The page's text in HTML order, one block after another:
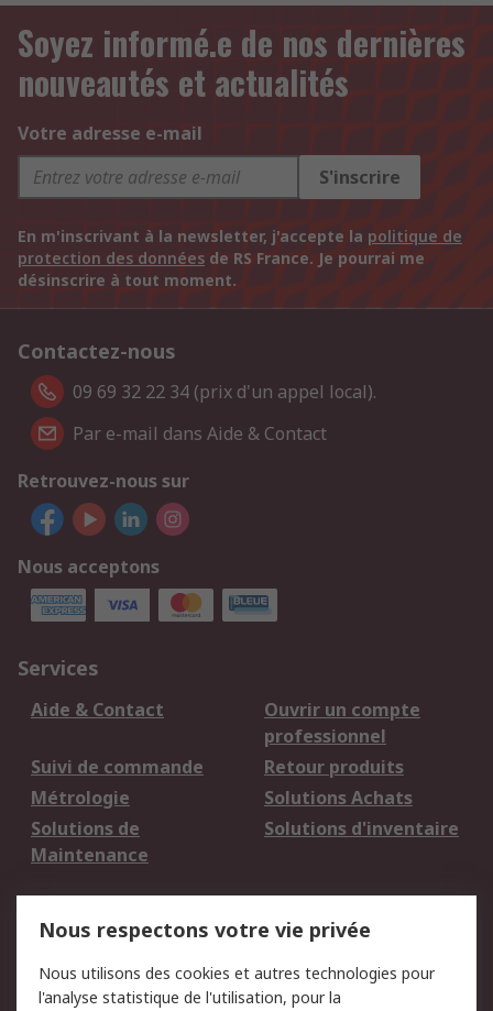
Soyez informé.e de nos dernières
nouveautés et actualités
Votre adresse e-mail
S'inscrire
En m'inscrivant à la newsletter, j'accepte la politique de
protection des données de RS France. Je pourrai me
désinscrire à tout moment.
Contactez-nous
09 69 32 22 34 (prix d'un appel local).
Par e-mail dans Aide & Contact
Retrouvez-nous sur
Nous acceptons
Services
Aide & Contact
Ouvrir un compte
professionnel
Suivi de commande
Retour produits
Métrologie
Solutions Achats
Solutions de
Maintenance
Solutions d'inventaire
du site
Nous respectons votre vie privée
Nous utilisons des cookies et autres technologies pour
l'analyse statistique de l'utilisation, pour la